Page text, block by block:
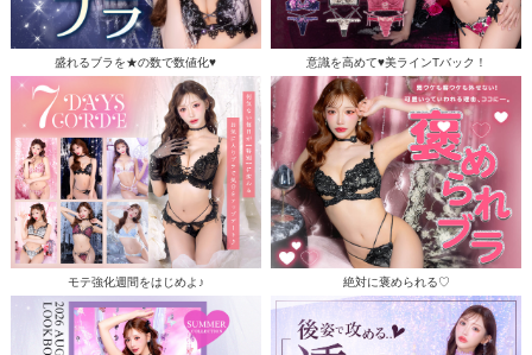
盛れるブラを★の数で数値化♥ 意識を高めて♥美ラインTバック！
モテ強化週間をはじめよ♪ 絶対に褒められる♡